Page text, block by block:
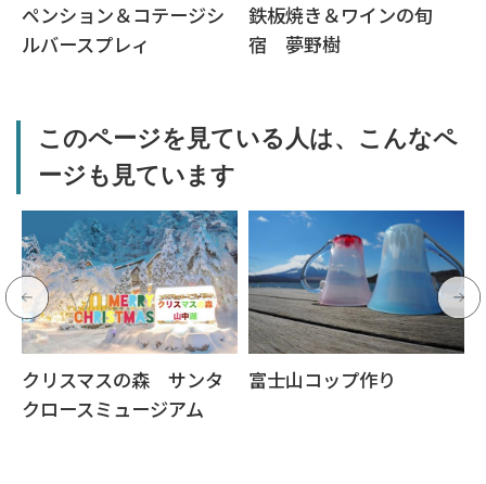
ペンション＆コテージシ
ルバースプレィ
鉄板焼き＆ワインの旬
宿 夢野樹
このページを見ている人は、こんなペ
ージも見ています
クリスマスの森 サンタ
クロースミュージアム
富士山コップ作り